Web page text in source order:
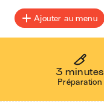
Ajouter au menu
3 minutes
Préparation